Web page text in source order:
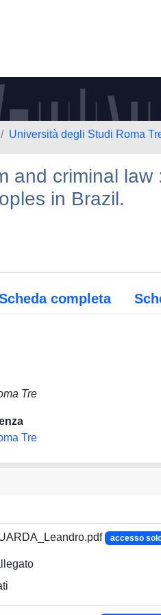
Università degli Studi Roma
and criminal
in Brazil.
completa
Tre
Tre
accesso